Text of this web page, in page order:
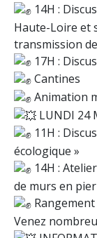
14H :
Haute-Loire et
transmission
17H :
Cantines
Animation
LUNDI 24
11H :
écologique »
14H :
de murs en
Venez